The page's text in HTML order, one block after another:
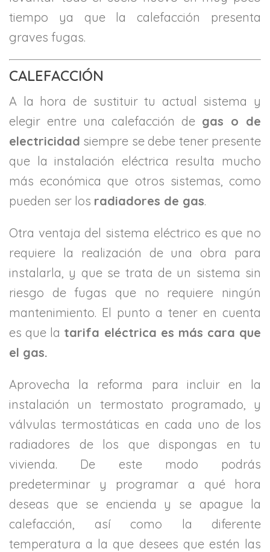
tiempo ya que la calefacción presenta
graves fugas.
CALEFACCIÓN
A la hora de sustituir tu actual sistema y
elegir entre una calefacción de gas o de
electricidad siempre se debe tener presente
que la instalación eléctrica resulta mucho
más económica que otros sistemas, como
pueden ser los radiadores de gas.
Otra ventaja del sistema eléctrico es que no
requiere la realización de una obra para
instalarla, y que se trata de un sistema sin
riesgo de fugas que no requiere ningún
mantenimiento. El punto a tener en cuenta
es que la tarifa eléctrica es más cara que
el gas.
Aprovecha la reforma para incluir en la
instalación un termostato programado, y
válvulas termostáticas en cada uno de los
radiadores de los que dispongas en tu
vivienda. De este modo podrás
predeterminar y programar a qué hora
deseas que se encienda y se apague la
calefacción, así como la diferente
temperatura a la que desees que estén las